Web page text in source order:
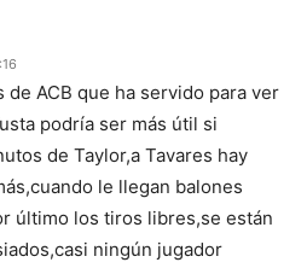
de ACB que ha servido para ver
podría ser más útil si
de Taylor,a Tavares hay
le llegan balones
último los tiros libres,se están
ningún jugador